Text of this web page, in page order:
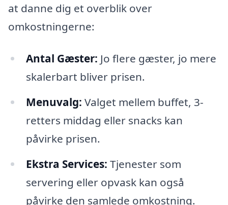
at danne dig et overblik over
omkostningerne:
Antal Gæster: Jo flere gæster, jo mere
skalerbart bliver prisen.
Menuvalg: Valget mellem buffet, 3-
retters middag eller snacks kan
påvirke prisen.
Ekstra Services: Tjenester som
servering eller opvask kan også
påvirke den samlede omkostning.